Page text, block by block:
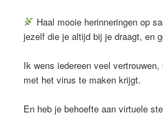
Haal mooie herinneringen op
jezelf die je altijd bij je draagt, en
Ik wens iedereen veel
met het virus te maken krijgt.
En heb je behoefte aan virtuele